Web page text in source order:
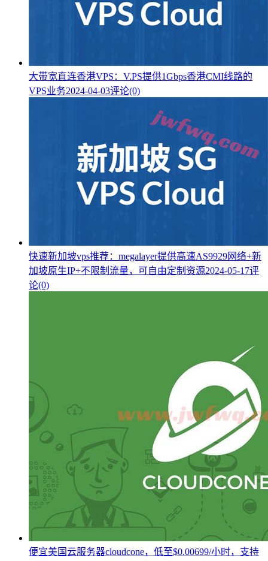
大带宽直连香港VPS：V.PS提供1Gbps香港CMI线路的
VPS业务2024-04-03评论(0)
快速新加坡vps推荐：megalayer提供高速AS9929网络+新
加坡原生IP+不限制流量，可自由定制资源2024-05-17评
论(0)
便宜美国云服务器cloudcone，低至$0.00699/小时，支持